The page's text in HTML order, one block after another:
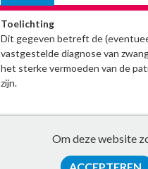
Toelichting
Dit gegeven betreft de
vastgestelde diagnose van
het sterke vermoeden van de
zijn.
Om deze website